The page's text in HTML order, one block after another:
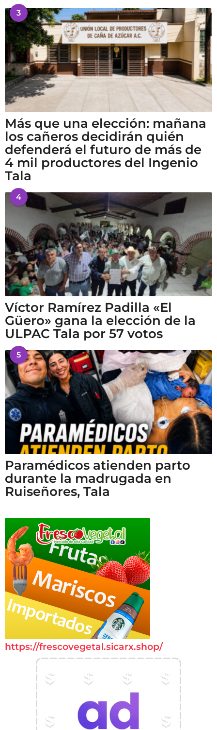
3
Más que una elección: mañana
los cañeros decidirán quién
defenderá el futuro de más de
4 mil productores del Ingenio
Tala
4
Víctor Ramírez Padilla «El
Güero» gana la elección de la
ULPAC Tala por 57 votos
5
Paramédicos atienden parto
durante la madrugada en
Ruiseñores, Tala
https://frescovegetal.sicarx.shop/